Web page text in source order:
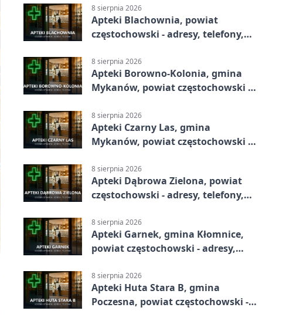
8 sierpnia 2026
Apteki Blachownia, powiat
częstochowski - adresy, telefony,
8 sierpnia 2026
Apteki Borowno-Kolonia, gmina
Mykanów, powiat częstochowski -
8 sierpnia 2026
Apteki Czarny Las, gmina
Mykanów, powiat częstochowski -
8 sierpnia 2026
Apteki Dąbrowa Zielona, powiat
częstochowski - adresy, telefony,
8 sierpnia 2026
Apteki Garnek, gmina Kłomnice,
powiat częstochowski - adresy,
8 sierpnia 2026
Apteki Huta Stara B, gmina
Poczesna, powiat częstochowski -